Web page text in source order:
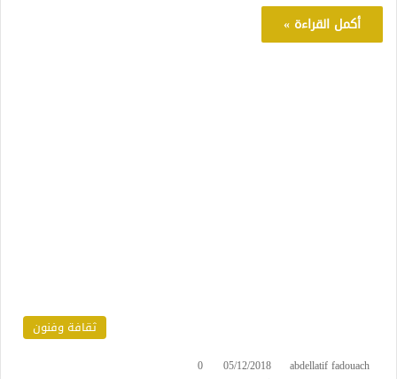
أكمل القراءة »
ثقافة وفنون
abdellatif fadouach
05/12/2018
0